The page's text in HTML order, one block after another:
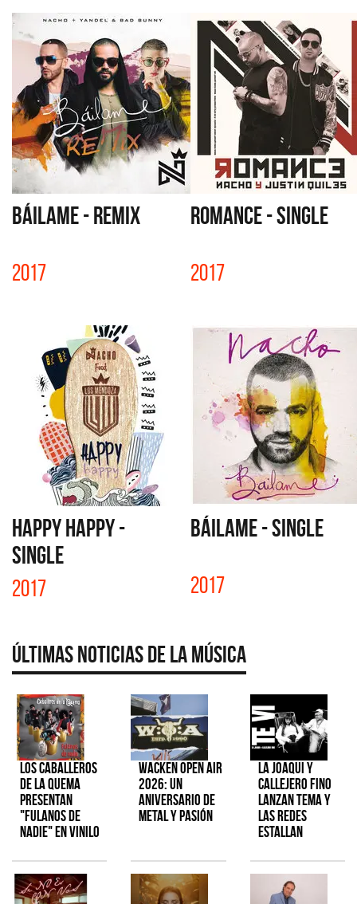
BÁILAME - REMIX
2017
ROMANCE - SINGLE
2017
HAPPY HAPPY -
SINGLE
2017
BÁILAME - SINGLE
2017
Últimas Noticias de la Música
Los Caballeros
de la Quema
presentan
"Fulanos de
Nadie" en vinilo
Wacken Open Air
2026: Un
aniversario de
metal y pasión
La Joaqui y
Callejero Fino
lanzan tema y
las redes
estallan